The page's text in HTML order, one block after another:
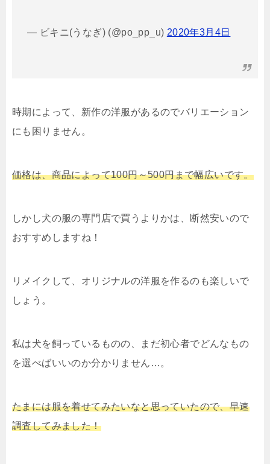
— ビキニ(うなぎ) (@po_pp_u) 2020年3月4日
時期によって、新作の洋服があるのでバリエーション
にも困りません。
価格は、商品によって100円～500円まで幅広いです。
しかし犬の服の専門店で買うよりかは、断然安いので
おすすめしますね！
リメイクして、オリジナルの洋服を作るのも楽しいで
しょう。
私は犬を飼っているものの、まだ初心者でどんなもの
を選べばいいのか分かりません…。
たまには服を着せてみたいなと思っていたので、早速
調査してみました！